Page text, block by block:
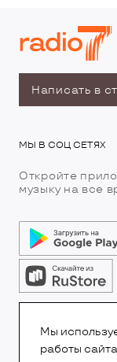
Написать в
МЫ В СОЦ СЕТЯХ
Откройте
музыку на все
© Все права
Мы
работы